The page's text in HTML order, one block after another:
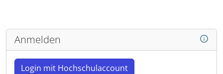
Anmelden
Login mit Hochschulaccount